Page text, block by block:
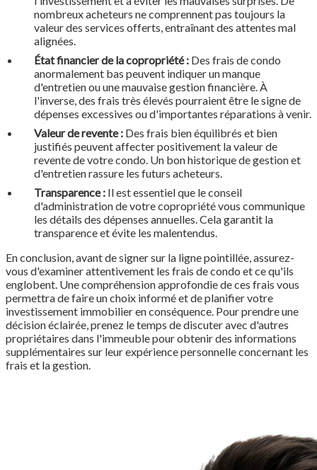
nombreux acheteurs ne comprennent pas toujours la
valeur des services offerts, entraînant des attentes mal
alignées.
État financier de la copropriété : Des frais de condo
anormalement bas peuvent indiquer un manque
d'entretien ou une mauvaise gestion financière. À
l'inverse, des frais très élevés pourraient être le signe de
dépenses excessives ou d'importantes réparations à venir.
Valeur de revente : Des frais bien équilibrés et bien
justifiés peuvent affecter positivement la valeur de
revente de votre condo. Un bon historique de gestion et
d'entretien rassure les futurs acheteurs.
Transparence : Il est essentiel que le conseil
d'administration de votre copropriété vous communique
les détails des dépenses annuelles. Cela garantit la
transparence et évite les malentendus.
En conclusion, avant de signer sur la ligne pointillée, assurez-
vous d'examiner attentivement les frais de condo et ce qu'ils
englobent. Une compréhension approfondie de ces frais vous
permettra de faire un choix informé et de planifier votre
investissement immobilier en conséquence. Pour prendre une
décision éclairée, prenez le temps de discuter avec d'autres
propriétaires dans l'immeuble pour obtenir des informations
supplémentaires sur leur expérience personnelle concernant les
frais et la gestion.